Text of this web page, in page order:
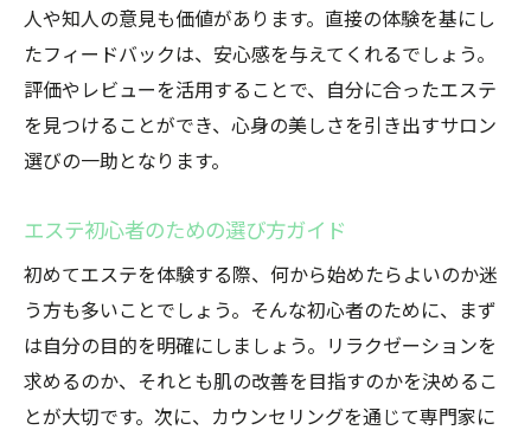
人や知人の意見も価値があります。直接の体験を基にし
たフィードバックは、安心感を与えてくれるでしょう。
評価やレビューを活用することで、自分に合ったエステ
を見つけることができ、心身の美しさを引き出すサロン
選びの一助となります。
エステ初心者のための選び方ガイド
初めてエステを体験する際、何から始めたらよいのか迷
う方も多いことでしょう。そんな初心者のために、まず
は自分の目的を明確にしましょう。リラクゼーションを
求めるのか、それとも肌の改善を目指すのかを決めるこ
とが大切です。次に、カウンセリングを通じて専門家に